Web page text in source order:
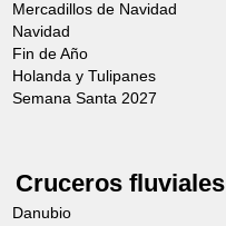
• colirio
Mercadillos de Navidad
Navidad
Fin de Año
Holanda y Tulipanes
Semana Santa 2027
Cruceros fluviales
Danubio